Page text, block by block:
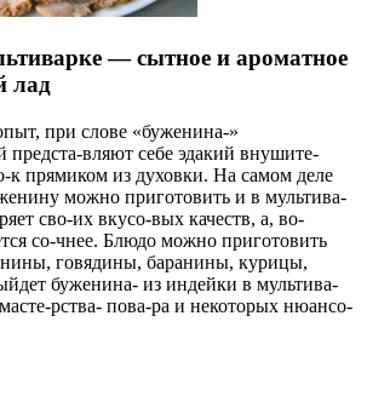
— сытное и ароматное
лад
при слове «буженина-»
вляют себе эдакий внушите-
к прямиком из духовки. На самом деле
можно приготовить и в мультива-
сво-их вкусо-вых качеств, а, во-
со-чнее. Блюдо можно приготовить
говядины, баранины, курицы,
буженина- из индейки в мультива-
рства- пова-ра и некоторых нюансо-